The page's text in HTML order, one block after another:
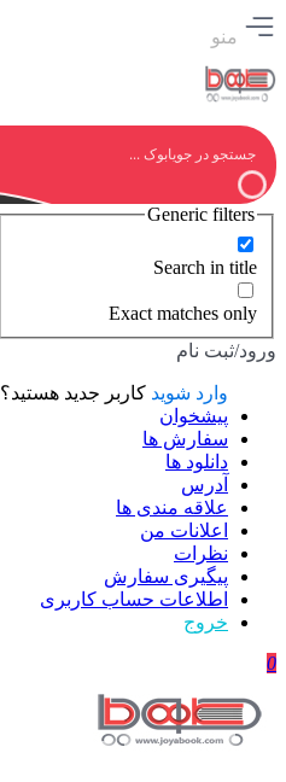
منو
Generic filters
Search in title
Exact matches only
ورود/ثبت نام
وارد شوید کاربر جدید هستید؟
پیشخوان
سفارش ها
دانلود ها
آدرس
علاقه مندی ها
اعلانات من
نظرات
پیگیری سفارش
اطلاعات حساب كاربری
خروج
0